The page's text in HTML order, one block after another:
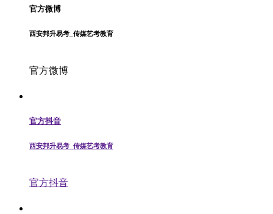
官方微博
西安邦升易考_传媒艺考教育
官方微博
官方抖音
西安邦升易考_传媒艺考教育
官方抖音